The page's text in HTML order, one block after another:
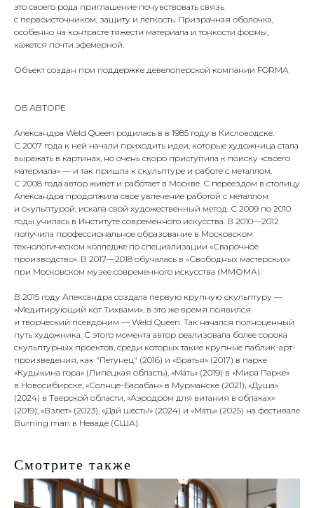
это своего рода приглашение почувствовать связь
с первоисточником, защиту и легкость. Призрачная оболочка,
особенно на контрасте тяжести материала и тонкости формы,
кажется почти эфемерной.
Объект создан при поддержке девелоперской компании FORMA
ОБ АВТОРЕ
Александра Weld Queen родилась в в 1985 году в Кисловодске.
С 2007 года к ней начали приходить идеи, которые художница стала
выражать в картинах, но очень скоро приступила к поиску «своего
материала» — и так пришла к скульптуре и работе с металлом.
С 2008 года автор живет и работает в Москве. С переездом в столицу
Александра продолжила свое увлечение работой с металлом
и скульптурой, искала свой художественный метод. С 2009 по 2010
годы училась в Институте современного искусства. В 2010—2012
получила профессиональное образование в Московском
технологическом колледже по специализации «Сварочное
производство». В 2017—2018 обучалась в «Свободных мастерских»
при Московском музее современного искусства (ММОМА).
В 2015 году Александра создала первую крупную скульптуру —
«Медитирующий кот Тихвами», в это же время появился
и творческий псевдоним — Weld Queen. Так начался полноценный
путь художника. С этого момента автор реализовала более сорока
скульптурных проектов, среди которых такие крупные паблик-арт-
произведения, как "Петунец" (2016) и «Братья» (2017) в парке
«Кудыкина гора» (Липецкая область), «Мать» (2019) в «Мира Парке»
в Новосибирске, «Солнце-Барабан» в Мурманске (2021), «Душа»
(2024) в Тверской области, «Аэродром для витания в облаках»
(2019), «Взлет» (2023), «Дай шесть!» (2024) и «Мать» (2025) на фестивале
Burning man в Неваде (США).
Смотрите также